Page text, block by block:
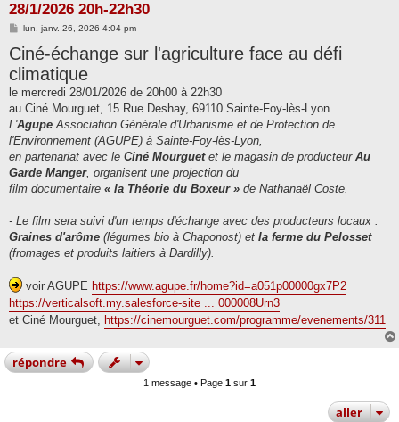
28/1/2026 20h-22h30
M
s
s
a
g
e
lun. janv. 26, 2026 4:04 pm
Ciné-échange sur l'agriculture face au défi
climatique
le mercredi 28/01/2026 de 20h00 à 22h30
au Ciné Mourguet, 15 Rue Deshay, 69110 Sainte-Foy-lès-Lyon
L'Agupe Association Générale d'Urbanisme et de Protection de
l'Environnement (AGUPE) à Sainte-Foy-lès-Lyon,
en partenariat avec le Ciné Mourguetet le magasin de producteur Au
Garde Manger, organisent une projection du
film documentaire « la Théorie du Boxeur » de Nathanaël Coste.
- Le film sera suivi d'un temps d'échange avec des producteurs locaux :
Graines d'arôme (légumes bio à Chaponost) et la ferme du Pelosset
(fromages et produits laitiers à Dardilly).
voir AGUPE https://www.agupe.fr/home?id=a051p00000gx7P2
https://verticalsoft.my.salesforce-site ... 000008Urn3
et Ciné Mourguet, https://cinemourguet.com/programme/evenements/311
répondre
1 message • Page 1 sur 1
aller